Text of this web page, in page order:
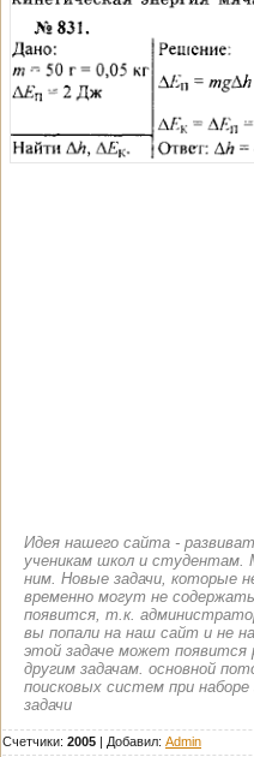
Идея нашего сайта -
ученикам школ и студентам.
ним. Новые задачи, которые
временно могут не
появится, т.к.
вы попали на наш сайт и не
этой задаче может
другим задачам. основной
поисковых систем при
задачи
Счетчики: 2005 | Добавил: Admin